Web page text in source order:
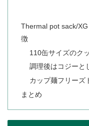
Thermal pot sack/
徴
110缶サイズのク
調理後はコジーと
カップ麺フリーズ
まとめ